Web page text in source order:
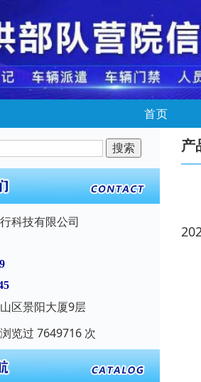
首页
科技有限公司
区景阳大厦9层
览过 7649716 次
产